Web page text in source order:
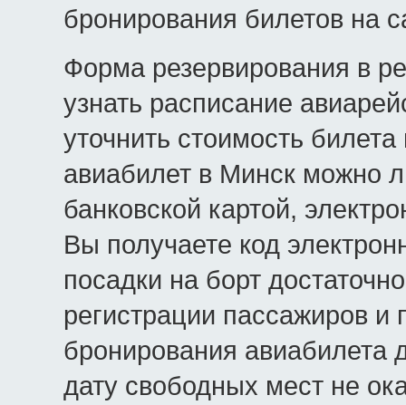
бронирования билетов на
Форма резервирования в
узнать расписание
уточнить стоимость
авиабилет в Минск можно
банковской картой,
Вы получаете код
посадки на борт
регистрации пассажиров и
бронирования
дату свободных мест не